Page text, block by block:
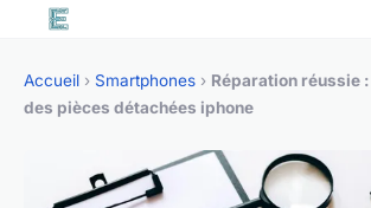
Accueil › Smartphones › Réparation réussie
des pièces détachées iphone